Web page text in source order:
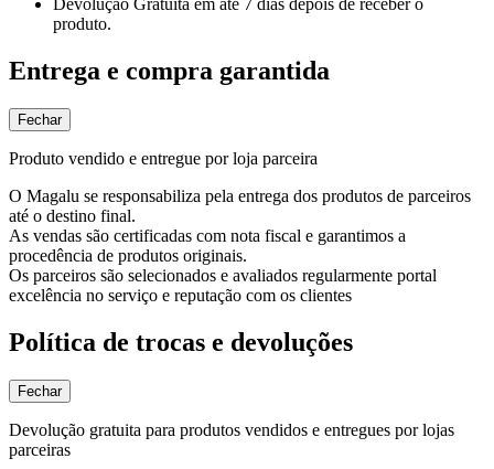
Devolução Gratuita em até 7 dias depois de receber o
produto.
Entrega e compra garantida
Fechar
Produto vendido e entregue por loja parceira
O Magalu se responsabiliza pela entrega dos produtos de parceiros
até o destino final.
As vendas são certificadas com nota fiscal e garantimos a
procedência de produtos originais.
Os parceiros são selecionados e avaliados regularmente portal
excelência no serviço e reputação com os clientes
Política de trocas e devoluções
Fechar
Devolução gratuita para produtos vendidos e entregues por lojas
parceiras